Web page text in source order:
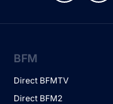
BFM
Direct BFMTV
Direct BFM2